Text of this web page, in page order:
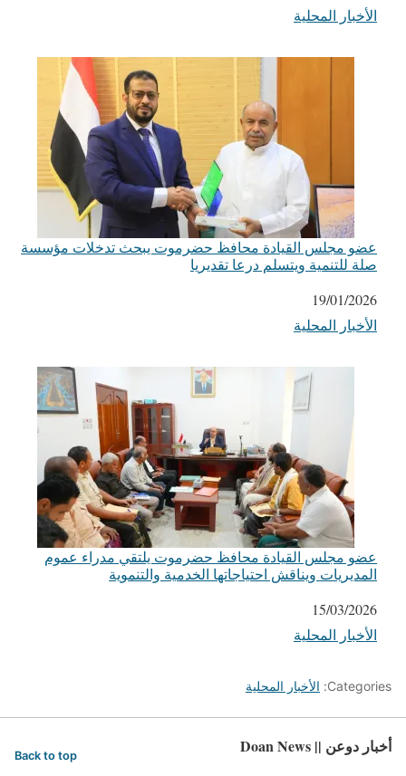
في ما يتعلق بما يأتي
الأخبار المحلية
عضو مجلس القيادة محافظ حضرموت يبحث تدخلات مؤسسة
صلة للتنمية ويتسلم درعا تقديريا
التاريخ
19/01/2026
في ما يتعلق بما يأتي
الأخبار المحلية
عضو مجلس القيادة محافظ حضرموت يلتقي مدراء عموم
المديريات ويناقش احتياجاتها الخدمية والتنموية
التاريخ
15/03/2026
في ما يتعلق بما يأتي
الأخبار المحلية
Categories: الأخبار المحلية
أخبار دوعن || Doan News Back to top